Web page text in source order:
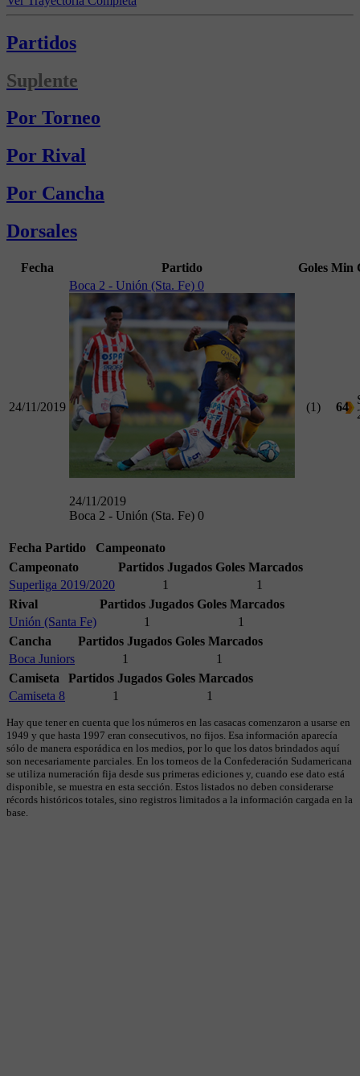
Partidos
Suplente
Por Torneo
Por Rival
Por Cancha
Dorsales
Fecha Partido Goles Min
24/11/2019
Boca 2 - Unión (Sta. Fe) 0
24/11/2019
Boca 2 - Unión (Sta. Fe) 0
(1) 64
Fecha Partido
Campeonato
Campeonato
Partidos Jugados Goles Marcados
Superliga 2019/2020
1
1
Rival
Partidos Jugados Goles Marcados
Unión (Santa Fe)
1
1
Cancha
Partidos Jugados Goles Marcados
Boca Juniors
1
1
Camiseta
Partidos Jugados Goles Marcados
Camiseta 8
1 1
Hay que tener en cuenta que los números en las casacas comenzaron a usarse en
1949 y que hasta 1997 eran consecutivos, no fijos. Esa información aparecía
sólo de manera esporádica en los medios, por lo que los datos brindados aquí
son necesariamente parciales. En los torneos de la Confederación Sudamericana
se utiliza numeración fija desde sus primeras ediciones y, cuando ese dato está
disponible, se muestra en esta sección. Estos listados no deben considerarse
récords históricos totales, sino registros limitados a la información cargada en la
base.